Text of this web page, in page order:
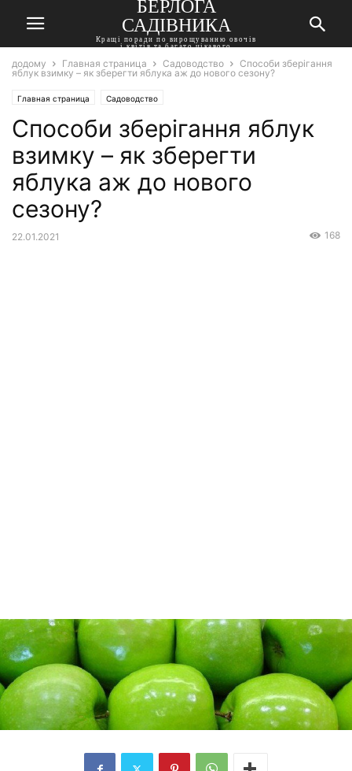
БЕРЛОГА
САДІВНИКА
Кращі поради по вирощуванню овочів
і квітів та багато цікавого
додому Главная страница Садоводство
Способи зберігання
яблук взимку – як зберегти яблука аж до нового сезону?
Главная страница Садоводство
Способи зберігання яблук
взимку – як зберегти
яблука аж до нового
сезону?
22.01.2021 168